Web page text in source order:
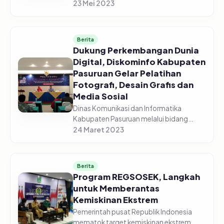
menghadiri Rapat Koordinasi
secara vir...
23 Mei 2023
Berita
Dukung Perkembangan Dunia
Digital, Diskominfo Kabupaten
Pasuruan Gelar Pelatihan
Fotografi, Desain Grafis dan
Media Sosial
Dinas Komunikasi dan Informatika
Kabupaten Pasuruan melalui bidang
Informasi dan Komunikasi Publik (IKP)
24 Maret 2023
Berita
Program REGSOSEK, Langkah
untuk Memberantas
Kemiskinan Ekstrem
Pemerintah pusat Republik Indonesia
mematok target kemiskinan ekstrem